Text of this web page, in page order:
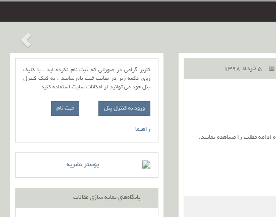
5 خرداد 1398
ادامه مطلب را مشاهده نمایید.
کاربر گرامی در صورتی که ثبت نام نکرده اید ، با کلیک
روی دکمه زیر در سایت ثبت نام نمایید . به کمک کنترل
پنل خود می توانید از امکانات سایت استفاده کنید .
ورود به کنترل پنل
راهنما
پایگاه‌های نمایه سازی مقالات